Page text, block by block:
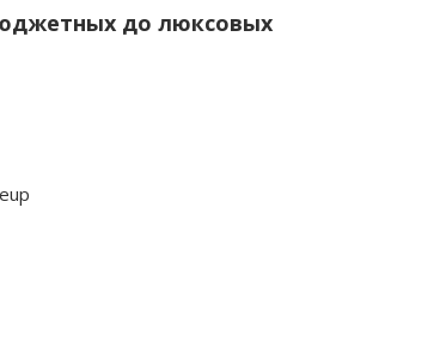
до люксовых